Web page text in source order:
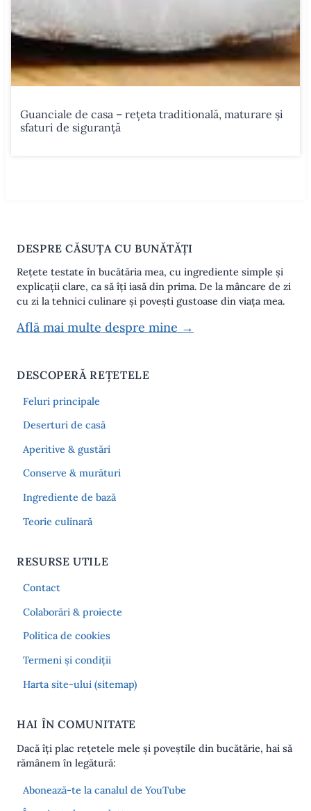
Guanciale de casa – rețeta traditională, maturare și
sfaturi de siguranță
DESPRE CĂSUȚA CU BUNĂTĂȚI
Rețete testate în bucătăria mea, cu ingrediente simple și
explicații clare, ca să îți iasă din prima. De la mâncare de zi
cu zi la tehnici culinare și povești gustoase din viața mea.
Află mai multe despre mine →
DESCOPERĂ REȚETELE
Feluri principale
Deserturi de casă
Aperitive & gustări
Conserve & murături
Ingrediente de bază
Teorie culinară
RESURSE UTILE
Contact
Colaborări & proiecte
Politica de cookies
Termeni și condiții
Harta site-ului (sitemap)
HAI ÎN COMUNITATE
Dacă îți plac rețetele mele și poveștile din bucătărie, hai să
rămânem în legătură:
Abonează-te la canalul de YouTube